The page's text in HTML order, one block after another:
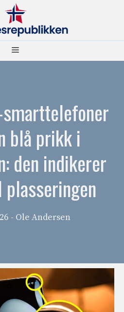
Meny
blå prikk i
den indikerer
- Ole Andersen